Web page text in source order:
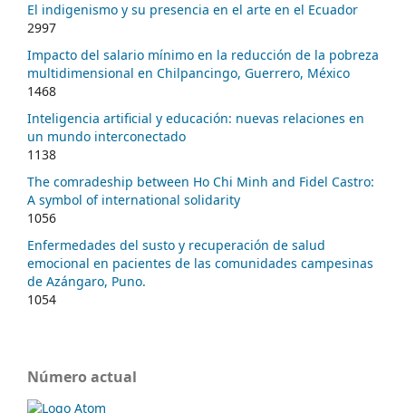
El indigenismo y su presencia en el arte en el Ecuador
2997
Impacto del salario mínimo en la reducción de la pobreza
multidimensional en Chilpancingo, Guerrero, México
1468
Inteligencia artificial y educación: nuevas relaciones en
un mundo interconectado
1138
The comradeship between Ho Chi Minh and Fidel Castro:
A symbol of international solidarity
1056
Enfermedades del susto y recuperación de salud
emocional en pacientes de las comunidades campesinas
de Azángaro, Puno.
1054
Número actual